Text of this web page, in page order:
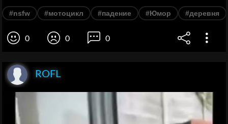
#nsfw #мотоцикл #падение #Юмор #деревня
0 0 0
ROFL